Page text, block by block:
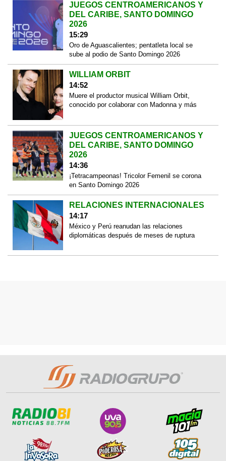
JUEGOS CENTROAMERICANOS Y
DEL CARIBE, SANTO DOMINGO
2026
15:29
Oro de Aguascalientes; pentatleta local se
sube al podio de Santo Domingo 2026
WILLIAM ORBIT
14:52
Muere el productor musical William Orbit,
conocido por colaborar con Madonna y más
JUEGOS CENTROAMERICANOS Y
DEL CARIBE, SANTO DOMINGO
2026
14:36
¡Tetracampeonas! Tricolor Femenil se corona
en Santo Domingo 2026
RELACIONES INTERNACIONALES
14:17
México y Perú reanudan las relaciones
diplomáticas después de meses de ruptura